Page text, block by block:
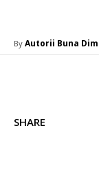
By Autorii Buna
SHARE